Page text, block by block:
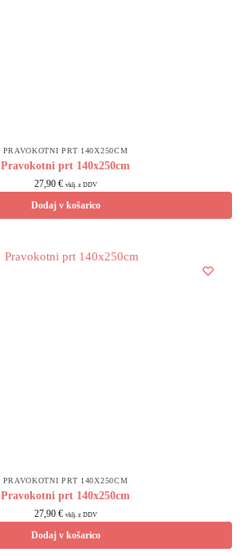
PRAVOKOTNI PRT 140X250CM
Pravokotni prt 140x250cm
27,90 € vklj. z DDV
Dodaj v košarico
PRAVOKOTNI PRT 140X250CM
Pravokotni prt 140x250cm
27,90 € vklj. z DDV
Dodaj v košarico